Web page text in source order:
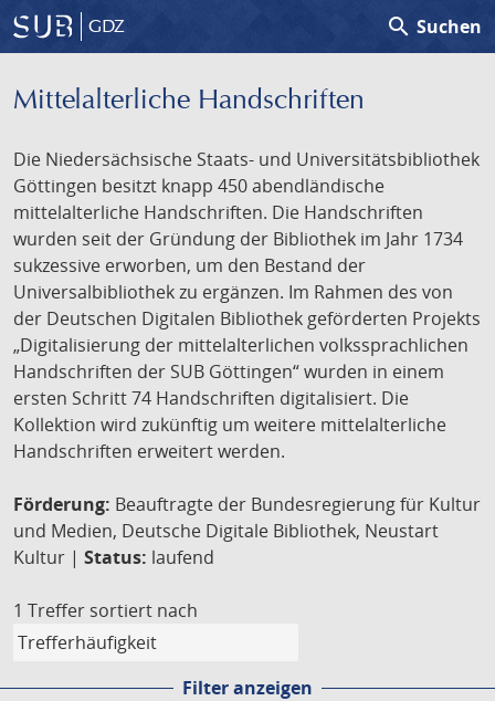
GDZ search Suchen
Mittelalterliche Handschriften
Die Niedersächsische Staats- und Universitätsbibliothek
Göttingen besitzt knapp 450 abendländische
mittelalterliche Handschriften. Die Handschriften
wurden seit der Gründung der Bibliothek im Jahr 1734
sukzessive erworben, um den Bestand der
Universalbibliothek zu ergänzen. Im Rahmen des von
der Deutschen Digitalen Bibliothek geförderten Projekts
„Digitalisierung der mittelalterlichen volkssprachlichen
Handschriften der SUB Göttingen“ wurden in einem
ersten Schritt 74 Handschriften digitalisiert. Die
Kollektion wird zukünftig um weitere mittelalterliche
Handschriften erweitert werden.
Förderung: Beauftragte der Bundesregierung für Kultur
und Medien, Deutsche Digitale Bibliothek, Neustart
Kultur | Status: laufend
1 Treffer sortiert nach
Filter anzeigen